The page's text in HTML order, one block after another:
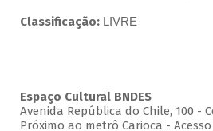
Classificação: LIVRE
Espaço Cultural BNDES
Avenida República do Chile, 100 -
Próximo ao metrô Carioca - Acesso